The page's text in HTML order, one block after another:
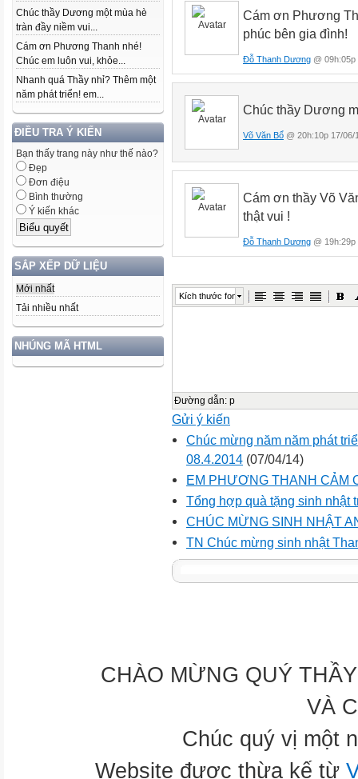
Chúc thầy Dương một mùa hè
tràn đầy niềm vui...
Cám ơn Phương Thanh nhé!
Chúc em luôn vui, khỏe...
Nhanh quá Thầy nhỉ? Thêm một
năm phát triển! em...
ĐIỀU TRA Ý KIẾN
Bạn thấy trang này như thế nào?
Đẹp
Đơn điệu
Bình thường
Ý kiến khác
SẮP XẾP DỮ LIỆU
Mới nhất
Tải nhiều nhất
NHÚNG MÃ HTML
Cám ơn Phương
phúc bên gia đình!
Đỗ Thanh Dương @ 09h:05p
Chúc thầy Dương
Võ Văn Bổ @ 20h:10p 17/06/
Cám ơn thầy Võ
thật vui !
Đỗ Thanh Dương @ 19h:29p
Kích thước font
Đường dẫn: p
Gửi ý kiến
Chúc mừng năm năm phát
08.4.2014 (07/04/14)
EM PHƯƠNG THANH CẢM
Tổng hợp quà tặng sinh nhật
CHÚC MỪNG SINH NHẬT
TN Chúc mừng sinh nhật
CHÀO MỪNG QUÝ
VÀ
Chúc quý vị một
Website được thừa kế từ